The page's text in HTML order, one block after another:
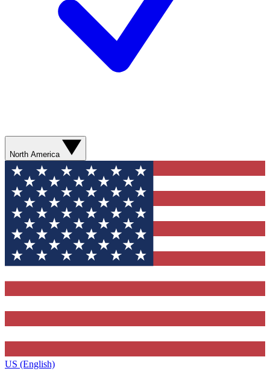
North America
US (English)